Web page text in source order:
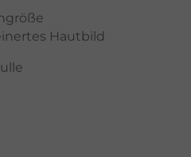
Hautbild